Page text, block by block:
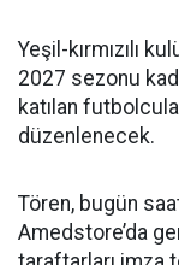
Yeşil-kırmızılı
2027 sezonu
katılan
düzenlenecek.
Tören, bugün
Amedstore’da